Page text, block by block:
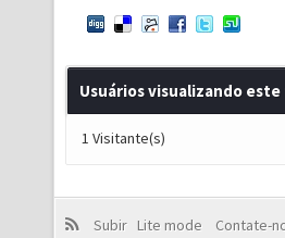
Usuários visualizando
1 Visitante(s)
Subir Lite mode
Contate-